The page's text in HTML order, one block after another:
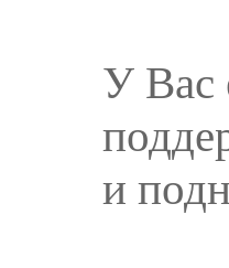
У Вас
и